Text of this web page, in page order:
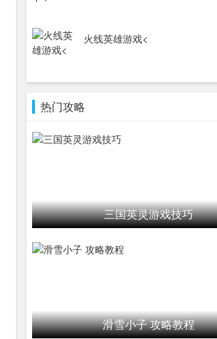
火线英雄游戏<
热门攻略
三国英灵游戏技巧
滑雪小子 攻略教程